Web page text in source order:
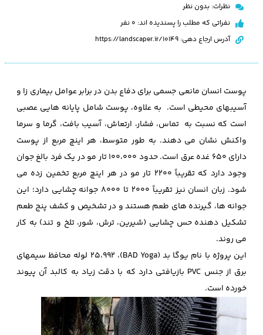
نظرات: بدون نظر
نفراتی که مطلب را پسندیده اند: 0 نفر
آدرس ارجاع دهی: https://landscaper.ir/10149
پوست انسان مانعی جسمی برای دفاع بدن در برابر عوامل بیماری زا و
آسیبهای محیطی است. به علاوه، پوست شامل پایانه هایی عصبی
است که نسبت به تماس، فشار، ارتعاش، آسیب بافت، گرما و سرما
واکنش نشان می دهند. به طور متوسط، هر اینچ مربع از پوست
دارای 650 غده عرق است. حدود 100،000 تار مو در یک فرد بالغ جوان
وجود دارد که تقریباً 2200 تار مو در هر اینچ مربع تخمین زده می
شود. زبان انسان نیز تقریباً 2000 تا 8000 جوانه چشایی دارد؛ این
جوانه ها، گیرنده های طعم هستند و در تشخیص و کشف پنج طعم
تشکیل دهنده حس چشایی (شیرین، ترش، شور، تلخ و تند) به کار
می روند.
این پروژه با نام یوگا بد (BAD Yoga)، 25،992 لوله محافظ سیمهای
برق از جنس PVC بازیافتی دارد که با دقت زیاد به کالبد آن پیوند
خورده است.